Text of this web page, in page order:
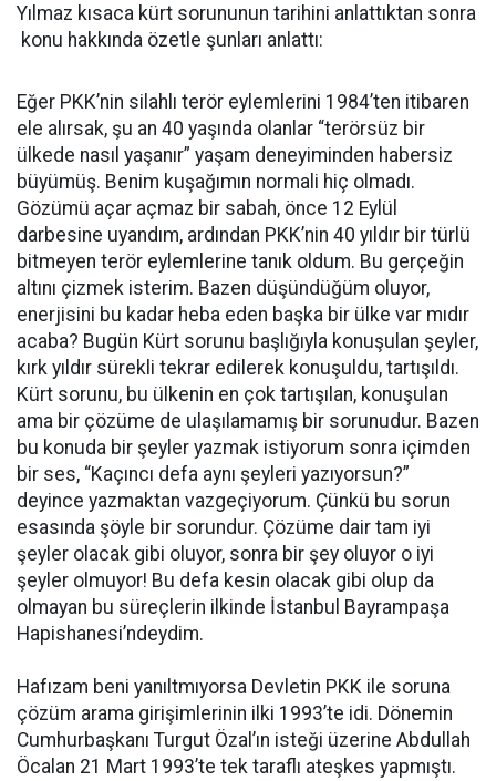
Yılmaz kısaca kürt sorununun tarihini anlattıktan sonra
konu hakkında özetle şunları anlattı:
Eğer PKK’nin silahlı terör eylemlerini 1984’ten itibaren
ele alırsak, şu an 40 yaşında olanlar “terörsüz bir
ülkede nasıl yaşanır” yaşam deneyiminden habersiz
büyümüş. Benim kuşağımın normali hiç olmadı.
Gözümü açar açmaz bir sabah, önce 12 Eylül
darbesine uyandım, ardından PKK’nin 40 yıldır bir türlü
bitmeyen terör eylemlerine tanık oldum. Bu gerçeğin
altını çizmek isterim. Bazen düşündüğüm oluyor,
enerjisini bu kadar heba eden başka bir ülke var mıdır
acaba? Bugün Kürt sorunu başlığıyla konuşulan şeyler,
kırk yıldır sürekli tekrar edilerek konuşuldu, tartışıldı.
Kürt sorunu, bu ülkenin en çok tartışılan, konuşulan
ama bir çözüme de ulaşılamamış bir sorunudur. Bazen
bu konuda bir şeyler yazmak istiyorum sonra içimden
bir ses, “Kaçıncı defa aynı şeyleri yazıyorsun?”
deyince yazmaktan vazgeçiyorum. Çünkü bu sorun
esasında şöyle bir sorundur. Çözüme dair tam iyi
şeyler olacak gibi oluyor, sonra bir şey oluyor o iyi
şeyler olmuyor! Bu defa kesin olacak gibi olup da
olmayan bu süreçlerin ilkinde İstanbul Bayrampaşa
Hapishanesi’ndeydim.
Hafızam beni yanıltmıyorsa Devletin PKK ile soruna
çözüm arama girişimlerinin ilki 1993’te idi. Dönemin
Cumhurbaşkanı Turgut Özal’ın isteği üzerine Abdullah
Öcalan 21 Mart 1993’te tek taraflı ateşkes yapmıştı.